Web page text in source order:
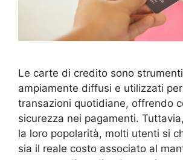
Le carte di credito sono
ampiamente diffusi e utilizzati
transazioni quotidiane, offrendo
sicurezza nei pagamenti.
la loro popolarità, molti utenti si
sia il reale costo associato al